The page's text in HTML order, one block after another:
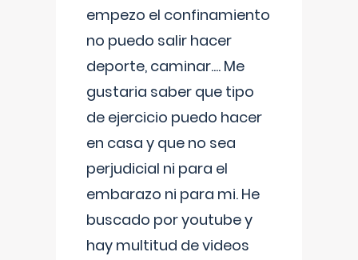
empezo el confinamiento
no puedo salir hacer
deporte, caminar.... Me
gustaria saber que tipo
de ejercicio puedo hacer
en casa y que no sea
perjudicial ni para el
embarazo ni para mi. He
buscado por youtube y
hay multitud de videos